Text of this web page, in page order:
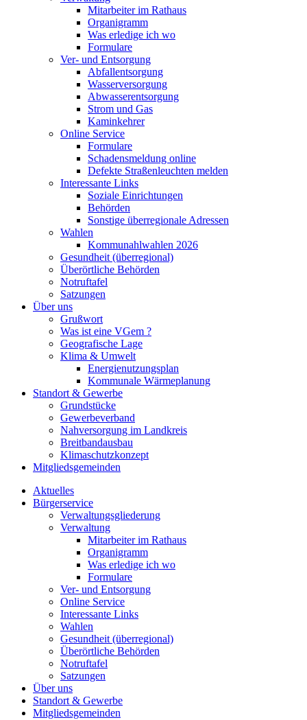
Mitarbeiter im Rathaus
Organigramm
Was erledige ich wo
Formulare
Ver- und Entsorgung
Abfallentsorgung
Wasserversorgung
Abwasserentsorgung
Strom und Gas
Kaminkehrer
Online Service
Formulare
Schadensmeldung online
Defekte Straßenleuchten melden
Interessante Links
Soziale Einrichtungen
Behörden
Sonstige überregionale Adressen
Wahlen
Kommunahlwahlen 2026
Gesundheit (überregional)
Überörtliche Behörden
Notruftafel
Satzungen
Über uns
Grußwort
Was ist eine VGem ?
Geografische Lage
Klima & Umwelt
Energienutzungsplan
Kommunale Wärmeplanung
Standort & Gewerbe
Grundstücke
Gewerbeverband
Nahversorgung im Landkreis
Breitbandausbau
Klimaschutzkonzept
Mitgliedsgemeinden
Aktuelles
Bürgerservice
Verwaltungsgliederung
Verwaltung
Mitarbeiter im Rathaus
Organigramm
Was erledige ich wo
Formulare
Ver- und Entsorgung
Online Service
Interessante Links
Wahlen
Gesundheit (überregional)
Überörtliche Behörden
Notruftafel
Satzungen
Über uns
Standort & Gewerbe
Mitgliedsgemeinden